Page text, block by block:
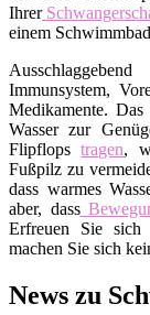
Ihrer
einem
Immunsystem,
Medikamente.
Wasser zur
Flipflopstragen,
Fußpilz zu
dass warmes
aber, dass
Erfreuen Sie sich
machen Sie sich
News zu